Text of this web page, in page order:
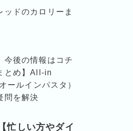
ッドのカロリーま
今後の情報はコチ
とめ】All-in
ールインパスタ）
問を解決
忙しい方やダイ